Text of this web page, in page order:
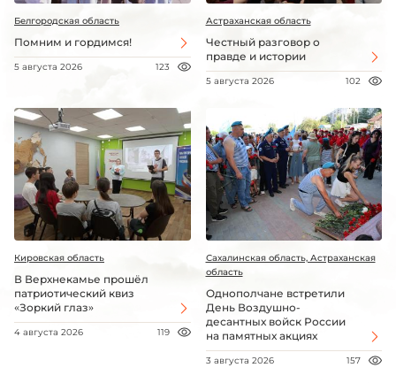
Белгородская область
Помним и гордимся!
5 августа 2026 123
Астраханская область
Честный разговор о
правде и истории
5 августа 2026 102
Кировская область
В Верхнекамье прошёл
патриотический квиз
«Зоркий глаз»
4 августа 2026 119
Сахалинская область, Астраханская
область
Однополчане встретили
День Воздушно-
десантных войск России
на памятных акциях
3 августа 2026 157